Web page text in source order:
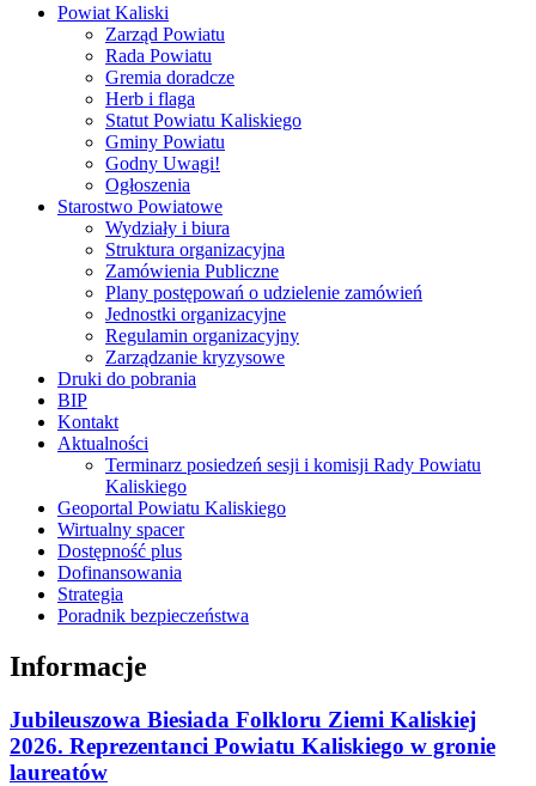
Powiat Kaliski
Zarząd Powiatu
Rada Powiatu
Gremia doradcze
Herb i flaga
Statut Powiatu Kaliskiego
Gminy Powiatu
Godny Uwagi!
Ogłoszenia
Starostwo Powiatowe
Wydziały i biura
Struktura organizacyjna
Zamówienia Publiczne
Plany postępowań o udzielenie zamówień
Jednostki organizacyjne
Regulamin organizacyjny
Zarządzanie kryzysowe
Druki do pobrania
BIP
Kontakt
Aktualności
Terminarz posiedzeń sesji i komisji Rady Powiatu
Kaliskiego
Geoportal Powiatu Kaliskiego
Wirtualny spacer
Dostępność plus
Dofinansowania
Strategia
Poradnik bezpieczeństwa
Informacje
Jubileuszowa Biesiada Folkloru Ziemi Kaliskiej
2026. Reprezentanci Powiatu Kaliskiego w gronie
laureatów